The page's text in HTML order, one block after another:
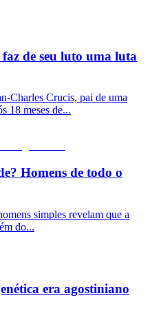
de seu luto uma luta
Charles Crucis, pai de uma
18 meses de...
Homens de todo o
simples revelam que a
do...
era agostiniano